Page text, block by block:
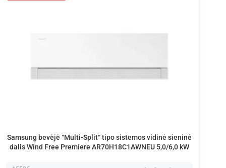
Samsung bevėjė “Multi-Split“ tipo sistemos vidinė sieninė
dalis Wind Free Premiere AR70H18C1AWNEU 5,0/6,0 kW